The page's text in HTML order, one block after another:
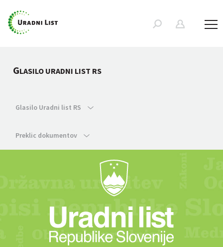
GLASILO URADNI LIST RS
Glasilo Uradni list RS
Preklic dokumentov